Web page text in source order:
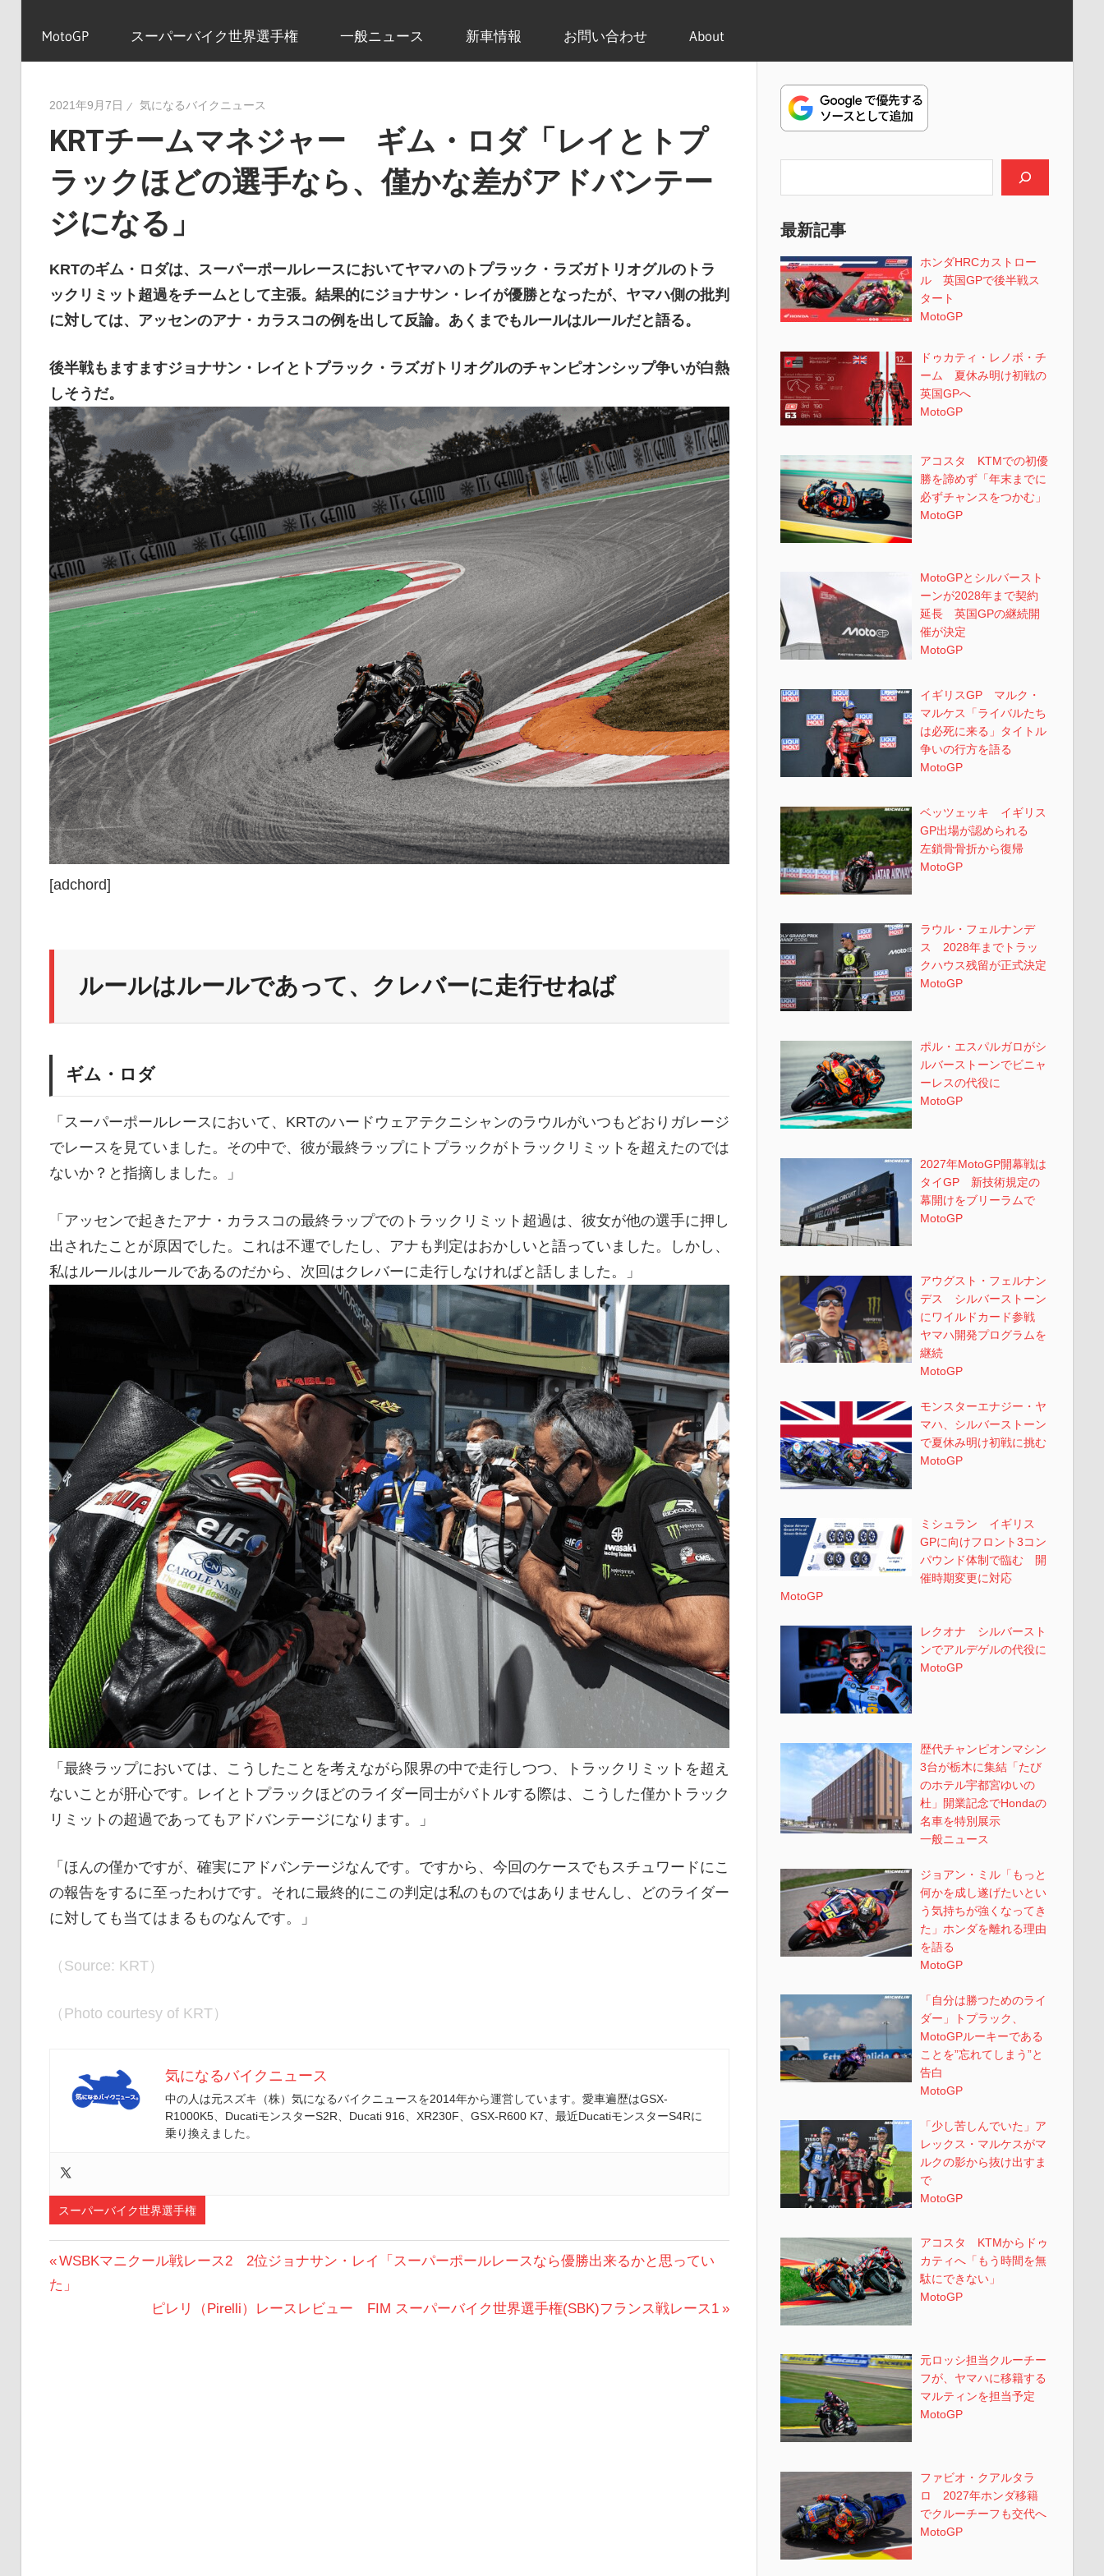
イ
ニ
ー
MotoGP スーパーバイク世界選手権 一般ニュース 新車情報 お問い合わせ About
2021年9月7日 気になるバイクニュース
KRTチームマネジャー ギム・ロダ「レイとトプ
ラックほどの選手なら、僅かな差がアドバンテー
ジになる」
KRTのギム・ロダは、スーパーポールレースにおいてヤマハのトプラック・ラズガトリオグルのトラ
ックリミット超過をチームとして主張。結果的にジョナサン・レイが優勝となったが、ヤマハ側の批判
に対しては、アッセンのアナ・カラスコの例を出して反論。 あくまでもルールはルールだと語る。
後半戦もますますジョナサン・レイとトプラック・ラズガトリオグルのチャンピオンシップ争いが白熱
しそうだ。
[adchord]
ルールはルールであって、クレバーに走行せねば
ギム・ロダ
「スーパーポールレースにおいて、KRTのハードウェアテクニシャンのラウルがいつもどおりガレージ
でレースを見ていました。その中で、彼が最終ラップにトプラックがトラックリミットを超えたのでは
ないか？と指摘しました。」
「アッセンで起きたアナ・カラスコの最終ラップでのトラックリミット超過は、彼女が他の選手に押し
出されたことが原因でした。これは不運でしたし、アナも判定はおかしいと語っていました。しかし、
私はルールはルールであるのだから、次回はクレバーに走行しなければと話しました。」
「最終ラップにおいては、こうしたことを考えながら限界の中で走行しつつ、トラックリミットを超え
ないことが肝心です。レイとトプラックほどのライダー同士がバトルする際は、こうした僅かトラック
リミットの超過であってもアドバンテージになります。」
「ほんの僅かですが、確実にアドバンテージなんです。ですから、今回のケースでもスチュワードにこ
の報告をするに至ったわけです。それに最終的にこの判定は私のものではありませんし、どのライダー
に対しても当てはまるものなんです。」
（Source: KRT）
（Photo courtesy of KRT）
気になるバイクニュース
中の人は元スズキ（株）気になるバイクニュースを2014年から運営しています。愛車遍歴はGSX-
R1000K5、DucatiモンスターS2R、Ducati 916、XR230F、GSX-R600 K7、最近DucatiモンスターS4Rに
乗り換えました。
スーパーバイク世界選手権
投
稿
前
の
WSBKマニクール戦レース2 2位ジョナサン・レイ「スーパーポールレースなら優勝出来るかと思ってい
た」
次
ピレリ（Pirelli）レースレビュー FIM スーパーバイク世界選手権(SBK)フランス戦レース1
最新記事
ホンダHRCカストロー
ル 英国GPで後半戦ス
タート
MotoGP
ドゥカティ・レノボ・チ
ーム 夏休み明け初戦の
英国GPへ
MotoGP
アコスタ KTMでの初優
勝を諦めず「年末までに
必ずチャンスをつかむ」
MotoGP
MotoGPとシルバースト
ーンが2028年まで契約
延長 英国GPの継続開
催が決定
MotoGP
イギリスGP マルク・
マルケス「ライバルたち
は必死に来る」タイトル
争いの行方を語る
MotoGP
ベッツェッキ イギリス
GP出場が認められる
左鎖骨骨折から復帰
MotoGP
ラウル・フェルナンデ
ス 2028年までトラッ
クハウス残留が正式決定
MotoGP
ポル・エスパルガロがシ
ルバーストーンでビニャ
ーレスの代役に
MotoGP
2027年MotoGP開幕戦は
タイGP 新技術規定の
幕開けをブリーラムで
MotoGP
アウグスト・フェルナン
デス シルバーストーン
にワイルドカード参戦
ヤマハ開発プログラムを
継続
MotoGP
モンスターエナジー・ヤ
マハ、シルバーストーン
で夏休み明け初戦に挑む
MotoGP
ミシュラン イギリス
GPに向けフロント3コン
パウンド体制で臨む 開
催時期変更に対応
MotoGP
レクオナ シルバースト
ンでアルデゲルの代役に
MotoGP
歴代チャンピオンマシン
3台が栃木に集結「たび
のホテル宇都宮ゆいの
杜」開業記念でHondaの
名車を特別展示
一般ニュース
ジョアン・ミル「もっと
何かを成し遂げたいとい
う気持ちが強くなってき
た」ホンダを離れる理由
を語る
MotoGP
「自分は勝つためのライ
ダー」トプラック、
MotoGPルーキーである
ことを”忘れてしまう”と
告白
MotoGP
「少し苦しんでいた」ア
レックス・マルケスがマ
ルクの影から抜け出すま
で
MotoGP
アコスタ KTMからドゥ
カティへ「もう時間を無
駄にできない」
MotoGP
元ロッシ担当クルーチー
フが、ヤマハに移籍する
マルティンを担当予定
MotoGP
ファビオ・クアルタラ
ロ 2027年ホンダ移籍
でクルーチーフも交代へ
MotoGP